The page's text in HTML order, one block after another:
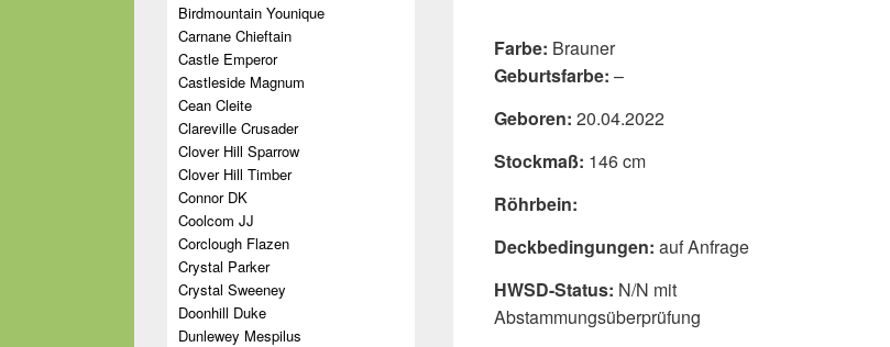
Farbe: Brauner
Geburtsfarbe: –
Geboren: 20.04.2022
Stockmaß: 146 cm
Röhrbein:
Deckbedingungen: auf Anfrage
HWSD-Status: N/N mit
Abstammungsüberprüfung
Birdmountain Younique
Carnane Chieftain
Castle Emperor
Castleside Magnum
Cean Cleite
Clareville Crusader
Clover Hill Sparrow
Clover Hill Timber
Connor DK
Coolcom JJ
Corclough Flazen
Crystal Parker
Crystal Sweeney
Doonhill Duke
Dunlewey Mespilus